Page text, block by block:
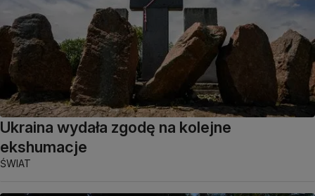
Ukraina wydała zgodę na kolejne
ekshumacje
ŚWIAT